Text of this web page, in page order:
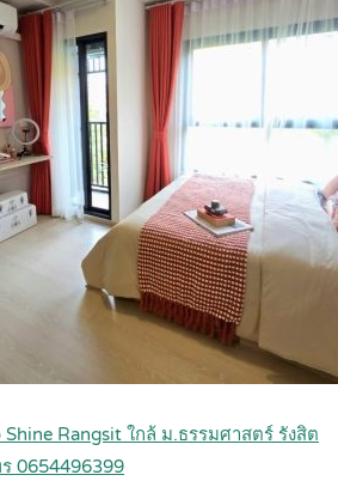
Rangsit ใกล้ ม.ธรรมศาสตร์ รังสิต
0654496399